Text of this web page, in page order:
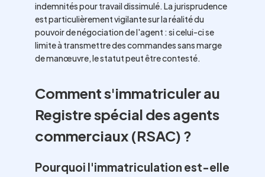
indemnités pour travail dissimulé. La jurisprudence
est particulièrement vigilante sur la réalité du
pouvoir de négociation de l'agent : si celui-ci se
limite à transmettre des commandes sans marge
de manœuvre, le statut peut être contesté.
Comment s'immatriculer au
Registre spécial des agents
commerciaux (RSAC) ?
Pourquoi l'immatriculation est-elle